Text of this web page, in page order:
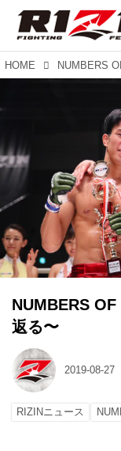
HOME
NUMBERS
返る〜
2019-08-27
RIZINニュース